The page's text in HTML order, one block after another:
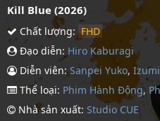
Kill Blue (2026)
Chất lượng: FHD
Đạo diễn: Hiro Kaburagi
Diễn viên: Sanpei Yuko,
Thể loại: Phim Hành Động,
Nhà sản xuất: Studio CUE